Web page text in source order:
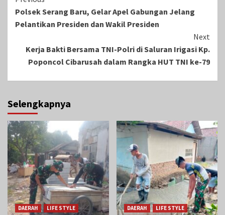
Reading
Polsek Serang Baru, Gelar Apel Gabungan Jelang
Pelantikan Presiden dan Wakil Presiden
Next
Kerja Bakti Bersama TNI-Polri di Saluran Irigasi Kp.
Poponcol Cibarusah dalam Rangka HUT TNI ke-79
Selengkapnya
DAERAH
LIFE STYLE
DAERAH
LIFE STYLE